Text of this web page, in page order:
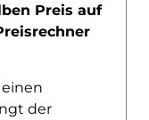
Preis auf
der